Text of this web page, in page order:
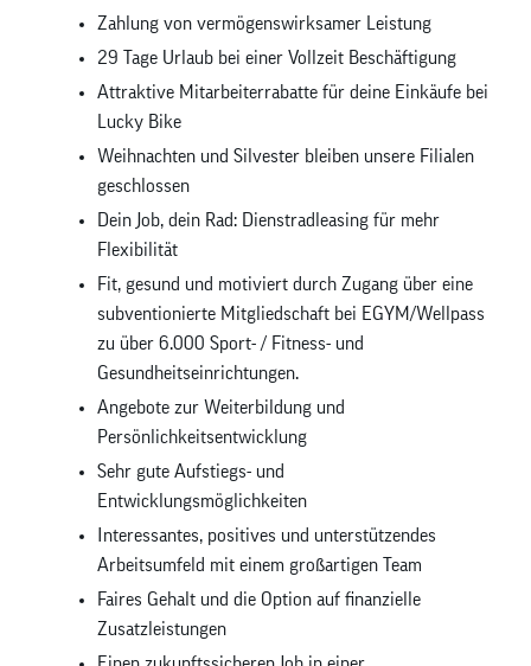
Zahlung von vermögenswirksamer Leistung
29 Tage Urlaub bei einer Vollzeit Beschäftigung
Attraktive Mitarbeiterrabatte für deine Einkäufe bei
Lucky Bike
Weihnachten und Silvester bleiben unsere Filialen
geschlossen
Dein Job, dein Rad: Dienstradleasing für mehr
Flexibilität
Fit, gesund und motiviert durch Zugang über eine
subventionierte Mitgliedschaft bei EGYM/Wellpass
zu über 6.000 Sport- / Fitness- und
Gesundheitseinrichtungen.
Angebote zur Weiterbildung und
Persönlichkeitsentwicklung
Sehr gute Aufstiegs- und
Entwicklungsmöglichkeiten
Interessantes, positives und unterstützendes
Arbeitsumfeld mit einem großartigen Team
Faires Gehalt und die Option auf finanzielle
Zusatzleistungen